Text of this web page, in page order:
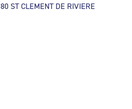
ST CLEMENT DE RIVIERE